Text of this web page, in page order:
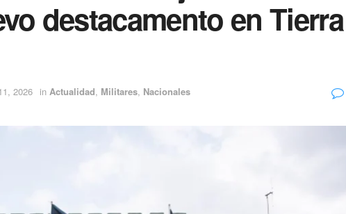
destacamento en Tierra
2026 in Actualidad, Militares, Nacionales